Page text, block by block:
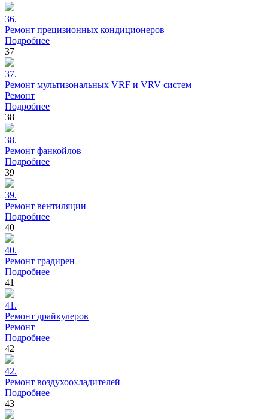
36.
Ремонт прецизионных кондиционеров
Подробнее
37
37.
Ремонт мультизональных VRF и VRV систем
Ремонт
Подробнее
38
38.
Ремонт фанкойлов
Подробнее
39
39.
Ремонт вентиляции
Подробнее
40
40.
Ремонт градирен
Подробнее
41
41.
Ремонт драйкулеров
Ремонт
Подробнее
42
42.
Ремонт воздухоохладителей
Подробнее
43